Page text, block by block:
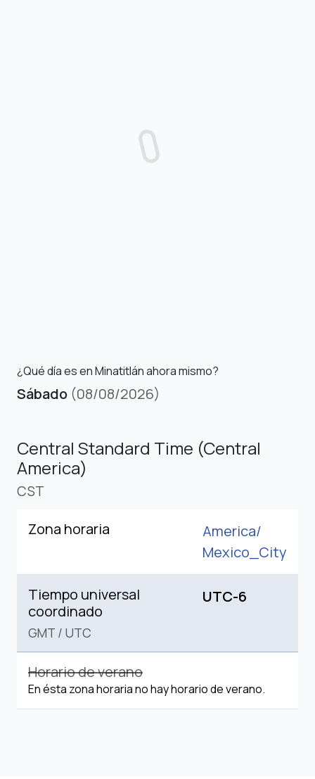
¿Qué día es en Minatitlán ahora mismo?
Sábado (08/08/2026)
Central Standard Time (Central
America)
CST
Zona horaria
America/
Mexico_City
Tiempo universal
coordinado
GMT / UTC
UTC-6
Horario de verano
En ésta zona horaria no hay horario de verano.